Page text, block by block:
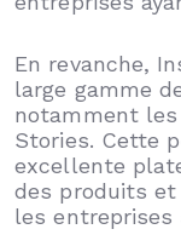
En revanche,
large gamme
notamment
Stories. Cette
excellente
des produits
les